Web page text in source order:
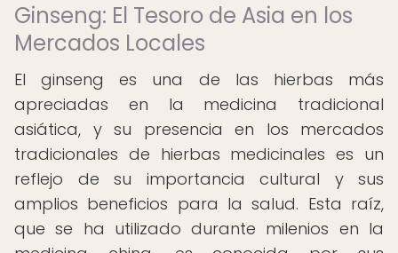
Ginseng: El Tesoro de Asia en los
Mercados Locales
El ginseng es una de las hierbas más
apreciadas en la medicina tradicional
asiática, y su presencia en los mercados
tradicionales de hierbas medicinales es un
reflejo de su importancia cultural y sus
amplios beneficios para la salud. Esta raíz,
que se ha utilizado durante milenios en la